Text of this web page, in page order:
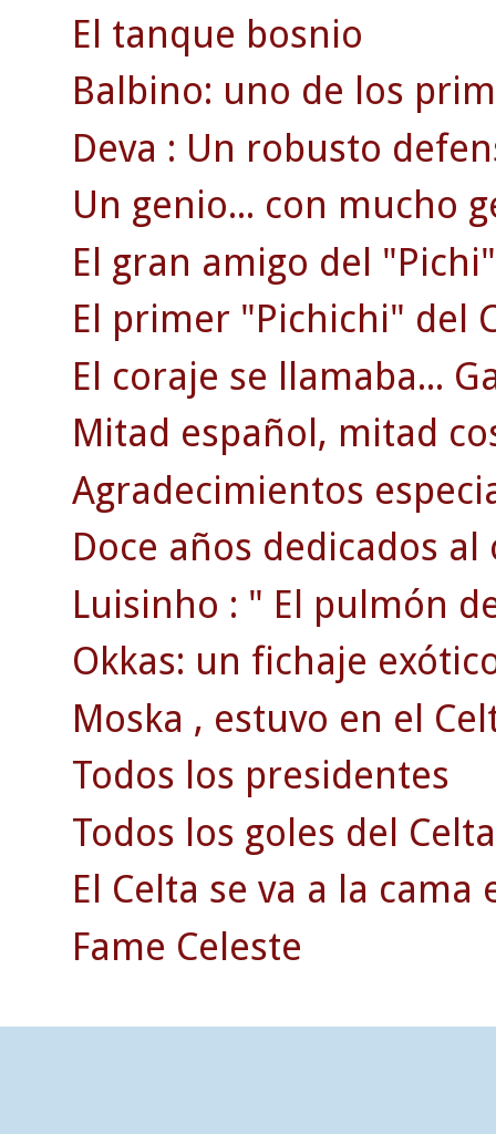
El tanque bosnio
Balbino: uno de los
Deva : Un robusto
Un genio... con mucho
El gran amigo del
El primer "Pichichi" del
El coraje se llamaba...
Mitad español, mitad
Agradecimientos
Doce años dedicados
Luisinho : " El pulmón
Okkas: un fichaje
Moska , estuvo en el
Todos los presidentes
Todos los goles del
El Celta se va a la
Fame Celeste